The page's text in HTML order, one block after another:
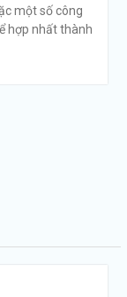
một số công
hợp nhất thành